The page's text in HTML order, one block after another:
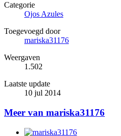
Categorie
Ojos Azules
Toegevoegd door
mariska31176
Weergaven
1.502
Laatste update
10 jul 2014
Meer van mariska31176